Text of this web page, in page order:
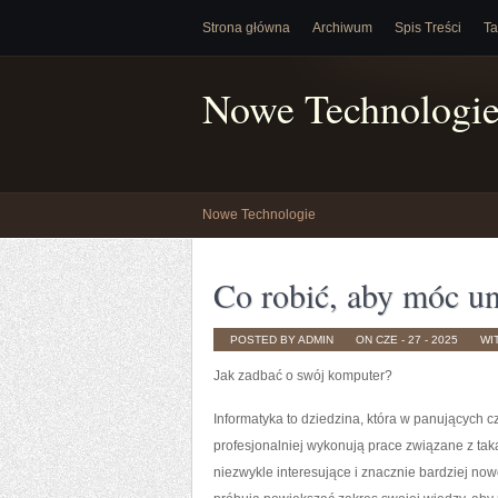
Strona główna Archiwum Spis Treści
Nowe
Nowe Technologie
Co robić, aby móc
POSTED BY ADMIN ON CZE - 27 - 2025
Jak zadbać o swój komputer?
Informatyka to dziedzina, która w panujących
profesjonalniej wykonują prace związane z
niezwykle interesujące i znacznie bardziej